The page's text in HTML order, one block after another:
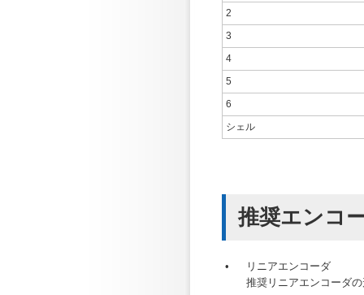
2
3
4
5
6
シェル
推奨エンコ
•
リニアエンコーダ
推奨リニアエンコーダ